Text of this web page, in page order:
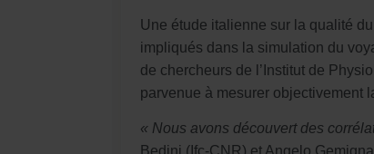
Une étude italienne sur la qualité du
impliqués dans la simulation du
de chercheurs de l’Institut de
parvenue à mesurer objectivement
« Nous avons découvert des
Bedini (Ifc-CNR) et Angelo